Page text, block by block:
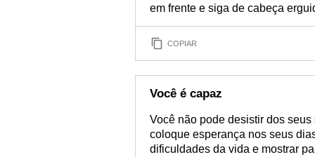
em frente e siga de cabeça
COPIAR
Você é capaz
Você não pode desistir dos
coloque esperança nos seus
dificuldades da vida e mostrar